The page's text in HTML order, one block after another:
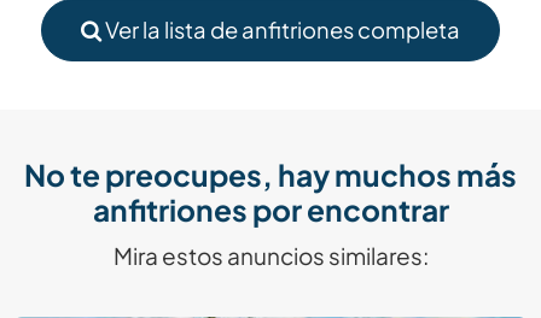
Ver la lista de anfitriones completa
No te preocupes, hay muchos más
anfitriones por encontrar
Mira estos anuncios similares: